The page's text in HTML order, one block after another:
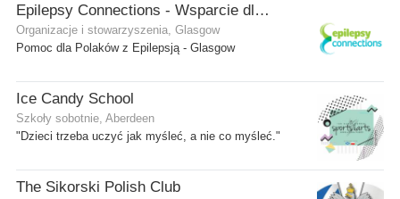
Epilepsy Connections - Wsparcie dla osób z epilepsją
Organizacje i stowarzyszenia, Glasgow
Pomoc dla Polaków z Epilepsją - Glasgow
Ice Candy School
Szkoły sobotnie, Aberdeen
"Dzieci trzeba uczyć jak myśleć, a nie co myśleć."
The Sikorski Polish Club